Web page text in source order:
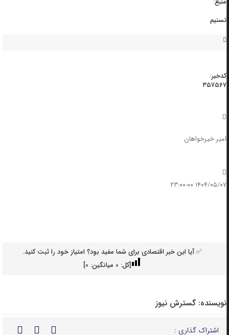
تسنیم
کدخبر:
۳۵۷۵۶۷
امیر خیرخواهان
۱۴۰۴/۰۵/۰۷ ۲۳:۰۰:۰۰
✅ آیا این خبر اقتصادی برای شما مفید بود؟ امتیاز خود را ثبت کنید.
[کل: 0میانگین: 0
]
نویسنده: گسترش نیوز
اشتراک گذاری :